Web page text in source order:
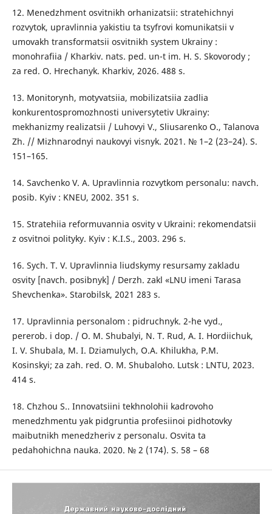
12. Menedzhment osvitnikh orhanizatsii: stratehichnyi
rozvytok, upravlinnia yakistiu ta tsyfrovi komunikatsii v
umovakh transformatsii osvitnikh system Ukrainy :
monohrafiia / Kharkiv. nats. ped. un-t im. H. S. Skovorody ;
za red. O. Hrechanyk. Kharkiv, 2026. 488 s.
13. Monitorynh, motyvatsiia, mobilizatsiia zadlia
konkurentospromozhnosti universytetiv Ukrainy:
mekhanizmy realizatsii / Luhovyi V., Sliusarenko O., Talanova
Zh. // Mizhnarodnyi naukovyi visnyk. 2021. № 1–2 (23–24). S.
151–165.
14. Savchenko V. A. Upravlinnia rozvytkom personalu: navch.
posib. Kyiv : KNEU, 2002. 351 s.
15. Stratehiia reformuvannia osvity v Ukraini: rekomendatsii
z osvitnoi polityky. Kyiv : K.I.S., 2003. 296 s.
16. Sych. T. V. Upravlinnia liudskymy resursamy zakladu
osvity [navch. posibnyk] / Derzh. zakl «LNU imeni Tarasa
Shevchenka». Starobilsk, 2021 283 s.
17. Upravlinnia personalom : pidruchnyk. 2-he vyd.,
pererob. i dop. / O. M. Shubalyi, N. T. Rud, A. I. Hordiichuk,
I. V. Shubala, M. I. Dziamulych, O.A. Khilukha, P.M.
Kosinskyi; za zah. red. O. M. Shubaloho. Lutsk : LNTU, 2023.
414 s.
18. Chzhou S.. Innovatsiini tekhnolohii kadrovoho
menedzhmentu yak pidgruntia profesiinoi pidhotovky
maibutnikh menedzheriv z personalu. Osvita ta
pedahohichna nauka. 2020. № 2 (174). S. 58 – 68